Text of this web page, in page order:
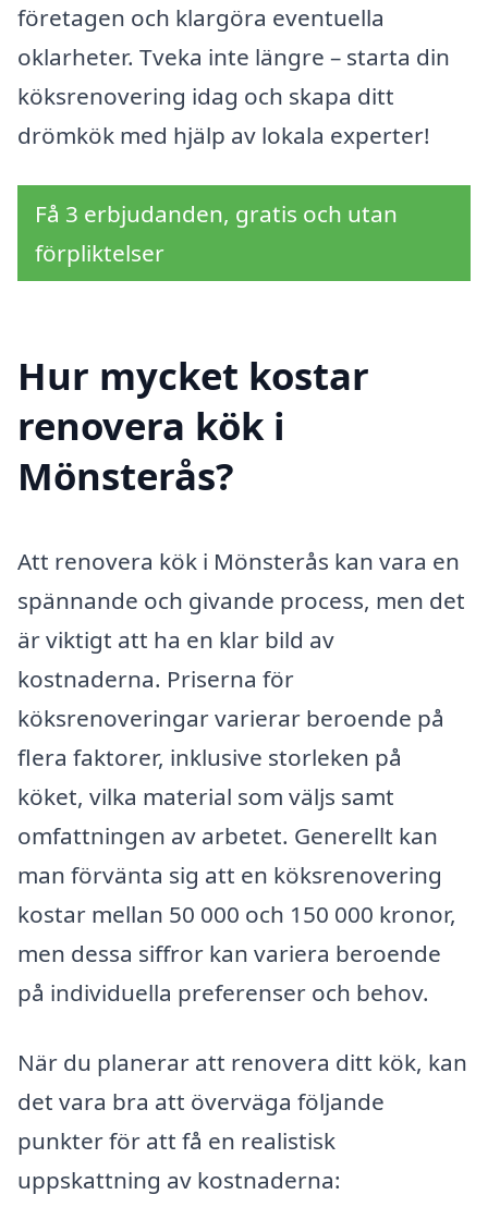
företagen och klargöra eventuella
oklarheter. Tveka inte längre – starta din
köksrenovering idag och skapa ditt
drömkök med hjälp av lokala experter!
Få 3 erbjudanden, gratis och utan
förpliktelser
Hur mycket kostar
renovera kök i
Mönsterås?
Att renovera kök i Mönsterås kan vara en
spännande och givande process, men det
är viktigt att ha en klar bild av
kostnaderna. Priserna för
köksrenoveringar varierar beroende på
flera faktorer, inklusive storleken på
köket, vilka material som väljs samt
omfattningen av arbetet. Generellt kan
man förvänta sig att en köksrenovering
kostar mellan 50 000 och 150 000 kronor,
men dessa siffror kan variera beroende
på individuella preferenser och behov.
När du planerar att renovera ditt kök, kan
det vara bra att överväga följande
punkter för att få en realistisk
uppskattning av kostnaderna: